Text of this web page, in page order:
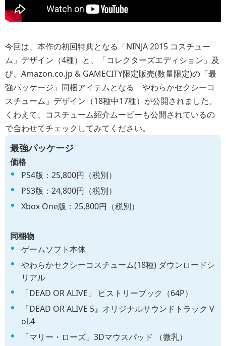
今回は、本作の初回特典となる「NINJA 2015 コスチュー
ム」デザイン（4種）と、「コレクターズエディション」及
び、Amazon.co.jp & GAMECITY限定販売(数量限定)の「最
強パッケージ」同梱アイテムとなる「やわらかセクシーコ
スチューム」デザイン（18種中17種）が公開されました。
くわえて、コスチューム紹介ムービーも公開されているの
で合わせてチェックしてみてください。
最強パッケージ
価格
PS4版：25,800円（税別）
PS3版：24,800円（税別）
Xbox One版：25,800円（税別）
同梱物
ゲームソフト本体
やわらかセクシーコスチューム(18種) ダウンロードシ
リアル
「DEAD OR ALIVE」 ヒストリーブック（64P）
『DEAD OR ALIVE 5』オリジナルサウンドトラック V
ol.4
「マリー・ローズ」3Dマウスパッド （微乳）